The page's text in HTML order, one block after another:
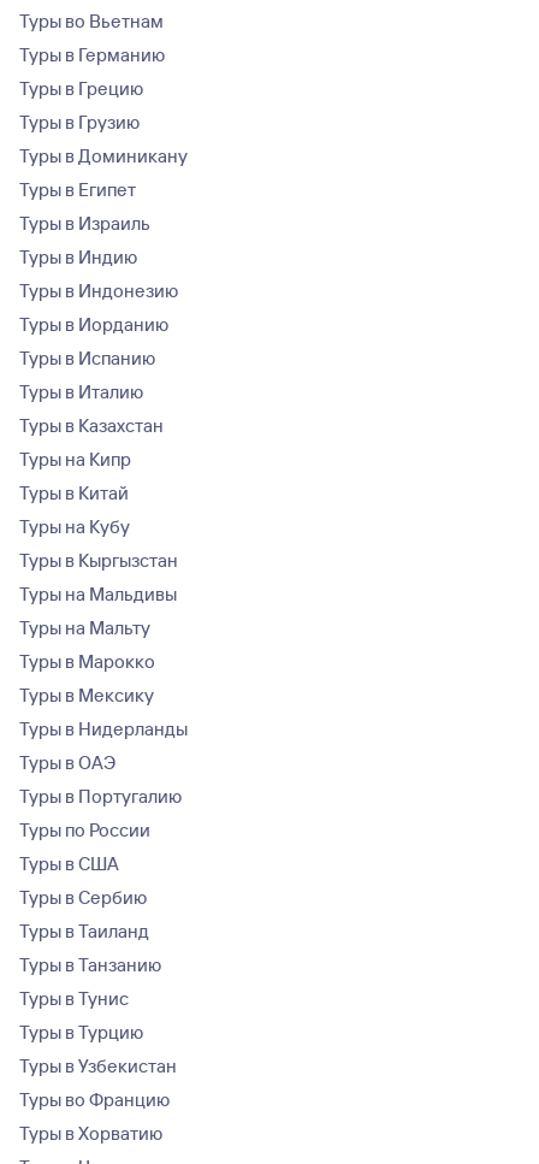
Туры во Вьетнам
Туры в Германию
Туры в Грецию
Туры в Грузию
Туры в Доминикану
Туры в Египет
Туры в Израиль
Туры в Индию
Туры в Индонезию
Туры в Иорданию
Туры в Испанию
Туры в Италию
Туры в Казахстан
Туры на Кипр
Туры в Китай
Туры на Кубу
Туры в Кыргызстан
Туры на Мальдивы
Туры на Мальту
Туры в Марокко
Туры в Мексику
Туры в Нидерланды
Туры в ОАЭ
Туры в Португалию
Туры по России
Туры в США
Туры в Сербию
Туры в Таиланд
Туры в Танзанию
Туры в Тунис
Туры в Турцию
Туры в Узбекистан
Туры во Францию
Туры в Хорватию